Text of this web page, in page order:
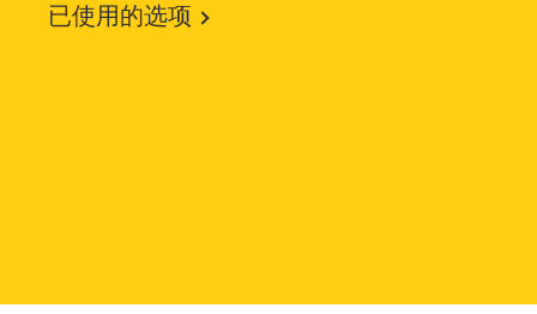
已使用的选项